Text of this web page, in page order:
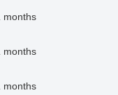
months
months
months